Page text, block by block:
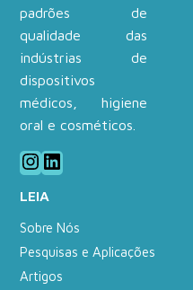
padrões de
qualidade das
indústrias de
dispositivos
médicos, higiene
oral e cosméticos.
Instagram
LinkedIn
LEIA
Sobre Nós
Pesquisas e Aplicações
Artigos